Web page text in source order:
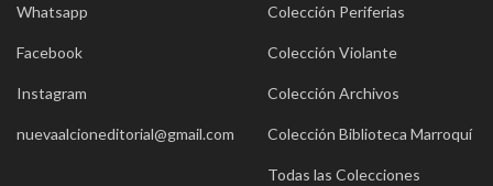
Whatsapp
Facebook
Instagram
nuevaalcioneditorial@gmail.com
Colección Periferias
Colección Violante
Colección Archivos
Colección Biblioteca Marroquí
Todas las Colecciones